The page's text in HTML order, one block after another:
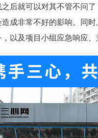
后就可以对其不管不问
成非常不好的影响。同
以及项目小组应急响应